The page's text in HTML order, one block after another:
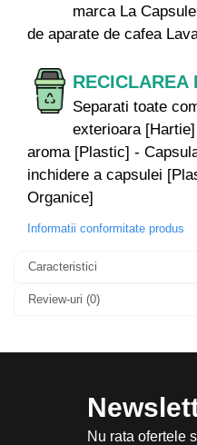
marca La
de aparate de cafea
RECICLAREA
Separati toate
exterioara
aroma [Plastic] -
inchidere a capsulei
Organice]
Informatii conformitate produs
Caracteristici
Review-uri (0)
Nu rata ofertele